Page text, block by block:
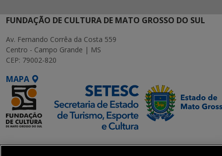
FUNDAÇÃO DE CULTURA DE MATO GROSSO DO SUL
Av. Fernando Corrêa da Costa 559
Centro - Campo Grande | MS
CEP: 79002-820
MAPA